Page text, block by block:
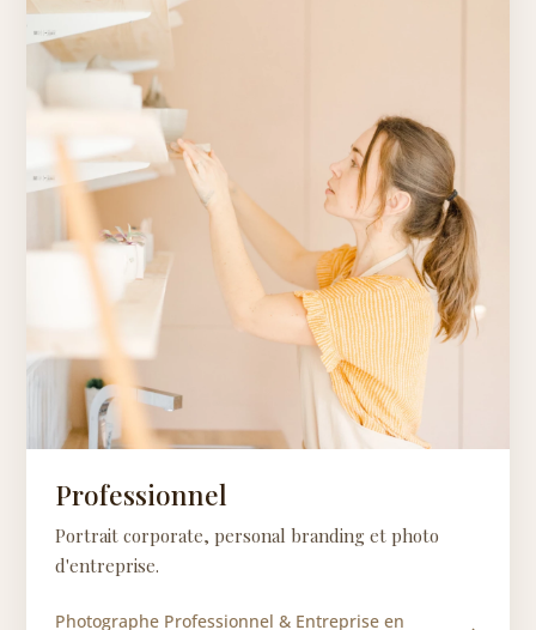
Professionnel
Portrait corporate, personal branding et photo
d'entreprise.
Photographe Professionnel & Entreprise en